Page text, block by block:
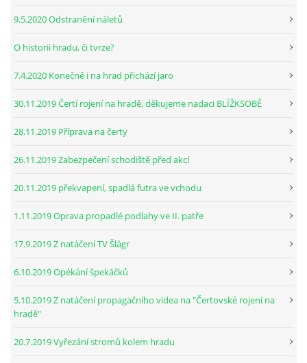
9.5.2020 Odstranění náletů
O historii hradu, či tvrze?
7.4.2020 Konečně i na hrad přichází jaro
30.11.2019 Čertí rojení na hradě, děkujeme nadaci BLÍŽKSOBĚ
28.11.2019 Příprava na čerty
26.11.2019 Zabezpečení schodiště před akcí
20.11.2019 překvapení, spadlá futra ve vchodu
1.11.2019 Oprava propadlé podlahy ve II. patře
17.9.2019 Z natáčení TV Šlágr
6.10.2019 Opékání špekáčků
5.10.2019 Z natáčení propagačního videa na "Čertovské rojení na
hradě"
20.7.2019 Vyřezání stromů kolem hradu